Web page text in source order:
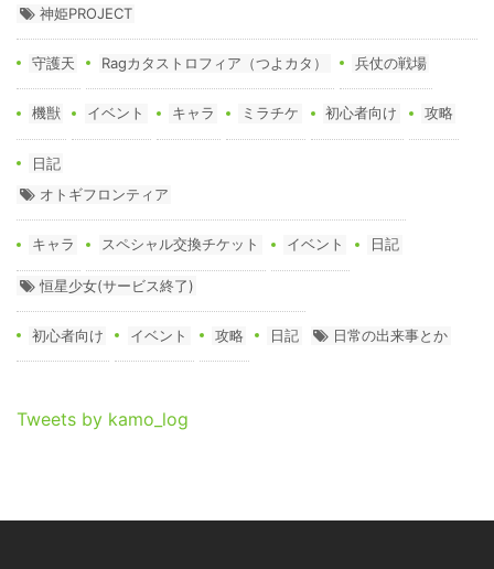
神姫PROJECT
守護天 Ragカタストロフィア（つよカタ） 兵仗の戦場
機獣 イベント キャラ ミラチケ 初心者向け 攻略
日記
オトギフロンティア
キャラ スペシャル交換チケット イベント 日記
恒星少女(サービス終了)
初心者向け イベント 攻略 日記 日常の出来事とか
Tweets by kamo_log